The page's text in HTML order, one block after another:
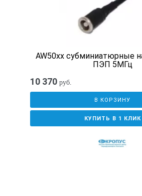
AW50xx субминиатюрные
ПЭП 5МГц
10 370 руб.
В КОРЗИНУ
КУПИТЬ В 1 КЛИК